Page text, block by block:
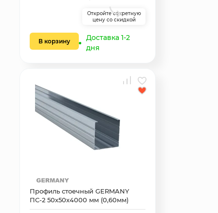
Откройте секретную
цену со скидкой
В корзину
Доставка 1-2
дня
Профиль стоечный GERMANY
ПС-2 50х50х4000 мм (0,60мм)